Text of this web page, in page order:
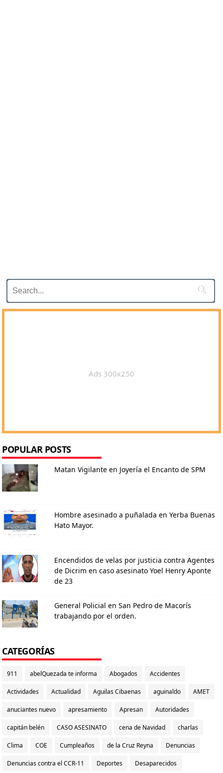

Ads 300x250
POPULAR POSTS
Matan Vigilante en Joyería el Encanto de SPM
Hombre asesinado a puñalada en Yerba Buenas
Hato Mayor.
Encendidos de velas por justicia contra Agentes
de Dicrim en caso asesinato Yoel Henry Aponte
de 23
General Policial en San Pedro de Macorís
trabajando por el orden.
CATEGORÍAS
911 abelQuezada te informa Abogados Accidentes
Actividades Actualidad Aguilas Cibaenas aguinaldo AMET
anuciantes nuevo apresamiento Apresan Autoridades
capitán belén CASO ASESINATO cena de Navidad charlas
Clima COE Cumpleaños de la Cruz Reyna Denuncias
Denuncias contra el CCR-11 Deportes Desaparecidos